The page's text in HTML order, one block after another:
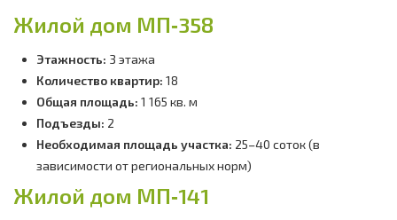
Жилой дом МП‑358
Этажность: 3 этажа
Количество квартир: 18
Общая площадь: 1 165 кв. м
Подъезды: 2
Необходимая площадь участка: 25–40 соток (в
зависимости от региональных норм)
Жилой дом МП‑141